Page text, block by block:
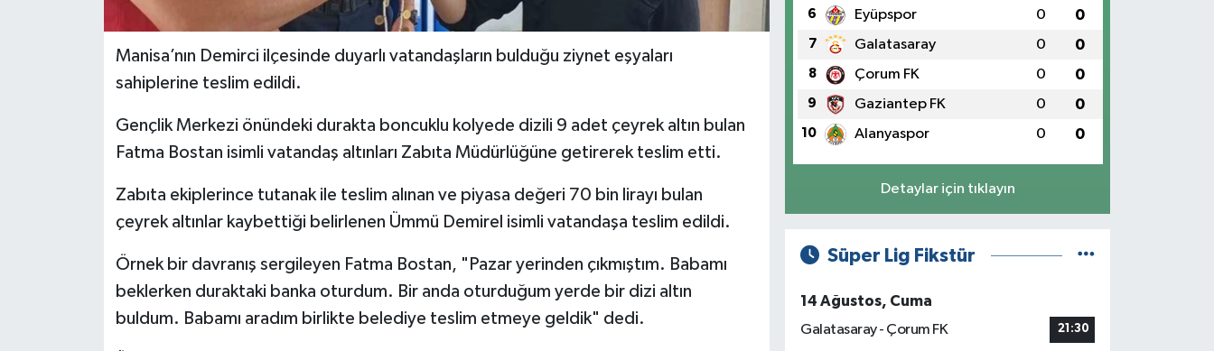
Manisa’nın Demirci ilçesinde duyarlı vatandaşların bulduğu ziynet eşyaları
sahiplerine teslim edildi.
Gençlik Merkezi önündeki durakta boncuklu kolyede dizili 9 adet çeyrek altın bulan
Fatma Bostan isimli vatandaş altınları Zabıta Müdürlüğüne getirerek teslim etti.
Zabıta ekiplerince tutanak ile teslim alınan ve piyasa değeri 70 bin lirayı bulan
çeyrek altınlar kaybettiği belirlenen Ümmü Demirel isimli vatandaşa teslim edildi.
Örnek bir davranış sergileyen Fatma Bostan, "Pazar yerinden çıkmıştım. Babamı
beklerken duraktaki banka oturdum. Bir anda oturduğum yerde bir dizi altın
buldum. Babamı aradım birlikte belediye teslim etmeye geldik" dedi.
6 Eyüpspor 0 0
7 Galatasaray 0 0
8 Çorum FK 0 0
9 Gaziantep FK 0 0
10 Alanyaspor 0 0
Detaylar için tıklayın
Süper Lig Fikstür
14 Ağustos, Cuma
Galatasaray - Çorum FK
21:30